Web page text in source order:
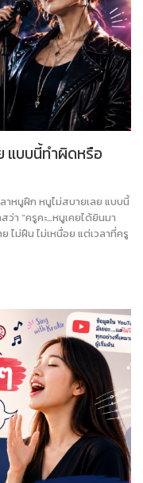
แบบนี้ทำผิดหรือ
าหนูฝึก หนูไม่สบายเลย แบบนี้
ว่า “ครูคะ…หนูเคยได้ยินมา
ม่ฝืน ไม่เหนื่อย แต่เวลาที่ครู